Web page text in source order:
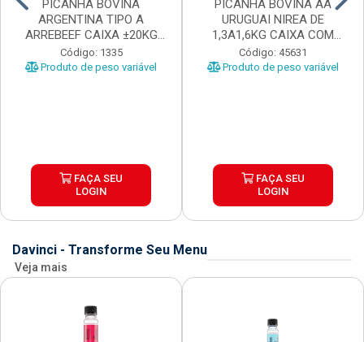
PICANHA BOVINA
ARGENTINA TIPO A
ARREBEEF CAIXA ±20KG
PEÇAS 1...
Código: 1335
Produto de peso variável
FAÇA SEU
LOGIN
PICANHA BOVINA AA
URUGUAI NIREA DE
1,3A1,6KG CAIXA COM
±15KG
Código: 45631
Produto de peso variável
FAÇA SEU
LOGIN
Davinci - Transforme Seu Menu
Veja mais